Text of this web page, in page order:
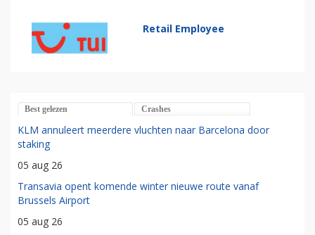
Retail Employee
Best gelezen Crashes
KLM annuleert meerdere vluchten naar Barcelona door
staking
05 aug 26
Transavia opent komende winter nieuwe route vanaf
Brussels Airport
05 aug 26